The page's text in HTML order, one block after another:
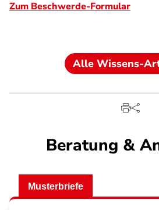
Zum Beschwerde-Formular
Alle Wissens-
Beratung &
Musterbriefe